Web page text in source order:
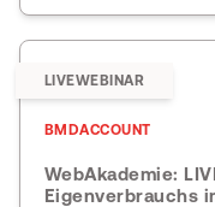
LIVEWEBINAR
BMDACCOUNT
WebAkademie:
Eigenverbrauchs